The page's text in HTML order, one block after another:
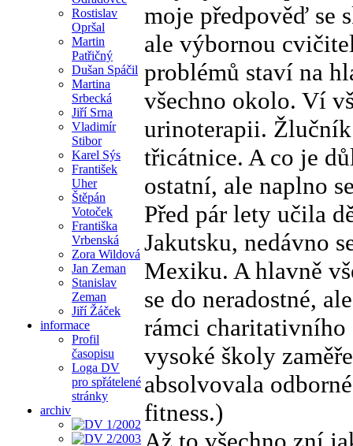
Rostislav
Opršal
Martin
Patřičný
Dušan Spáčil
Martina
Srbecká
Jiří Srna
Vladimír
Stibor
Karel Sýs
František
Uher
Štěpán
Votoček
Františka
Vrbenská
Zora Wildová
Jan Zeman
Stanislav
Zeman
Jiří Žáček
informace
Profil
časopisu
Loga DV
pro spřátelené
stránky
archiv
moje předpověď se
ale výbornou
problémů staví na
všechno okolo. Ví
urinoterapii.
třicátnice. A co je
ostatní, ale naplno
Před pár lety učila
Jakutsku, nedávno
Mexiku. A hlavně
se do neradostné,
rámci charitativního
vysoké školy
absolvovala
fitness.)